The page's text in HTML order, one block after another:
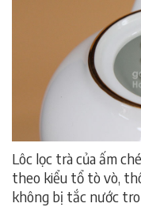
Lôc lọc trà của ấm
theo kiểu tổ tò vò,
không bị tắc nước